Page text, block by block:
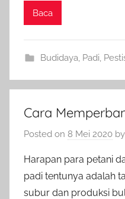
Baca
Budidaya, Padi,
Cara
Posted on 8 Mei 2020 by
Harapan para petani
padi tentunya adalah
subur dan produksi